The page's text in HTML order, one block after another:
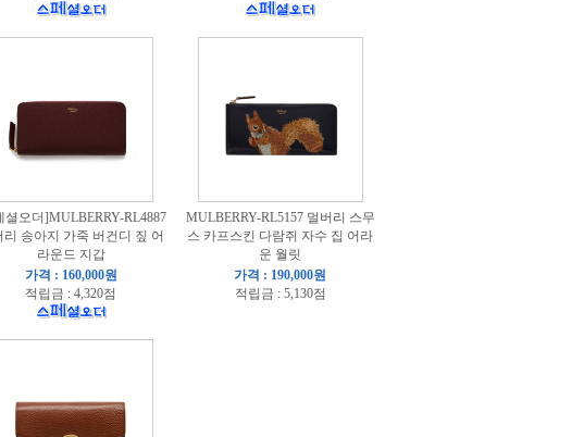
셜오더]MULBERRY-RL4887
리 송아지 가죽 버건디 짚 어
라운드 지갑
가격 : 160,000원
적립금 : 4,320점
MULBERRY-RL5157 멀버리 스무
스 카프스킨 다람쥐 자수 집 어라
운 월릿
가격 : 190,000원
적립금 : 5,130점